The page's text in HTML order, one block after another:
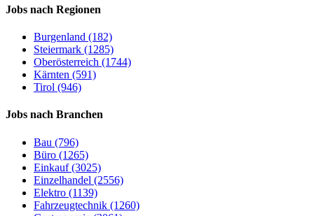
Jobs nach Regionen
Burgenland (182)
Steiermark (1285)
Oberösterreich (1744)
Kärnten (591)
Tirol (946)
Jobs nach Branchen
Bau (796)
Büro (1265)
Einkauf (3025)
Einzelhandel (2556)
Elektro (1139)
Fahrzeugtechnik (1260)